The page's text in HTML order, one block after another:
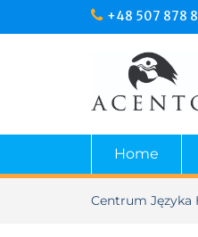
+48 507 878
Home
Centrum Języka